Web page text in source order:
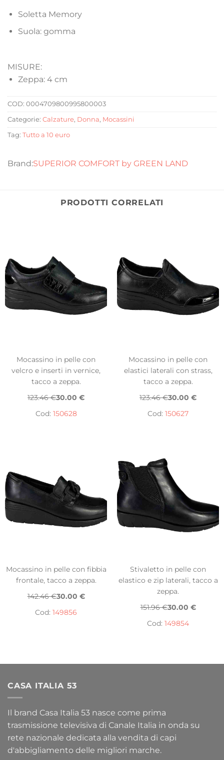
Soletta Memory
Suola: gomma
MISURE:
Zeppa: 4 cm
COD: 0004709800995800003
Categorie: Calzature, Donna, Mocassini
Tag: Tutto a 10 euro
SUPERIOR COMFORT by GREEN LAND
PRODOTTI CORRELATI
Mocassino in pelle con
velcro e inserti in vernice,
tacco a zeppa.
123.46 €30.00 €
Cod: 150628
Mocassino in pelle con
elastici laterali con strass,
tacco a zeppa.
123.46 €30.00 €
Cod: 150627
Mocassino in pelle con fibbia
frontale, tacco a zeppa.
142.46 €30.00 €
Cod: 149856
Stivaletto in pelle con
elastico e zip laterali, tacco a
zeppa.
151.96 €30.00 €
Cod: 149854
CASA ITALIA 53
Il brand Casa Italia 53 nasce come prima
trasmissione televisiva di Canale Italia in onda su
rete nazionale dedicata alla vendita di capi
d'abbigliamento delle migliori marche.